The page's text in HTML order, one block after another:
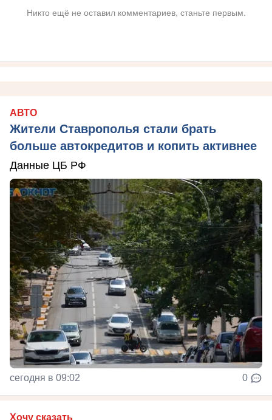
Никто ещё не оставил комментариев, станьте первым.
АВТО
Жители Ставрополья стали брать
больше автокредитов и копить активнее
Данные ЦБ РФ
сегодня в 09:02 0
Хочу сказать